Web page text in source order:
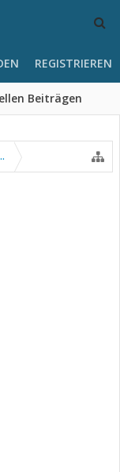
Beiträgen
REGISTRIEREN